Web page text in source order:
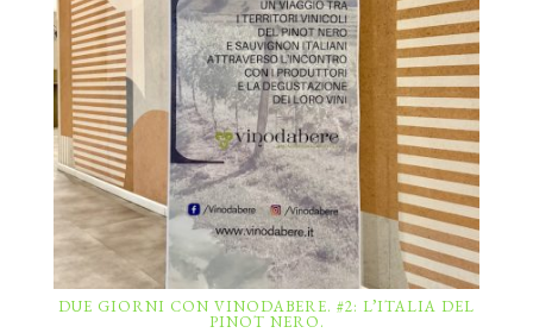
DUE GIORNI CON VINODABERE. #2: L’ITALIA DEL
PINOT NERO.